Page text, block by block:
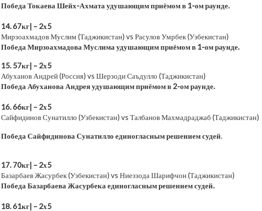
Победа Токаева Шейх-Ахмата удушающим приёмом в 1-ом раунде.
14. 67кг| – 2х5
Мирзоахмадов Муслим (Таджикистан) vs Расулов Умрбек (Узбекистан)
Победа Мирзоахмадова Муслима удушающим приёмом в 1-ом раунде.
15. 57кг| – 2х5
Абуханов Андрей (Россия) vs Шерзоди Саъдулло (Таджикистан)
Победа Абуханова Андрея удушающим приёмом в 2-ом раунде.
16. 66кг| – 2х5
Сайфидинов Сунатилло (Узбекистан) vs Талбанов Махмадраджаб (Таджикистан)
Победа Сайфидинова Сунатилло единогласным решениемсудей.
17. 70кг| – 2х5
Базарбаев Жасурбек (Узбекистан) vs Ниеззода Шарифчон (Таджикистан)
Победа Базарбаева Жасурбека единогласным решением судей.
18. 61кг| – 2х5